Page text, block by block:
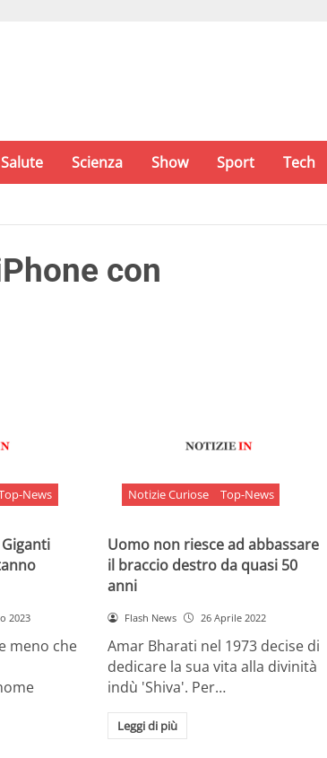
Salute Scienza Show Sport Tech
con
News
2023
meno che
Notizie Curiose Top-News
Uomo non riesce ad abbassare
il braccio destro da quasi 50
anni
Flash News 26 Aprile 2022
Amar Bharati nel 1973 decise di
dedicare la sua vita alla divinità
indù 'Shiva'. Per…
Leggi di più